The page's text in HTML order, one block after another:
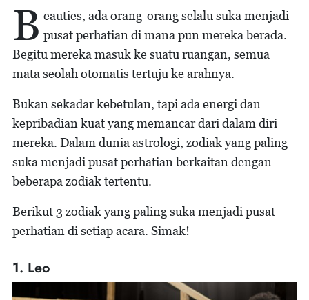
B eauties, ada orang-orang selalu suka menjadi
pusat perhatian di mana pun mereka berada.
Begitu mereka masuk ke suatu ruangan, semua
mata seolah otomatis tertuju ke arahnya.
Bukan sekadar kebetulan, tapi ada energi dan
kepribadian kuat yang memancar dari dalam diri
mereka. Dalam dunia astrologi, zodiak yang paling
suka menjadi pusat perhatian berkaitan dengan
beberapa zodiak tertentu.
Berikut 3 zodiak yang paling suka menjadi pusat
perhatian di setiap acara. Simak!
1. Leo